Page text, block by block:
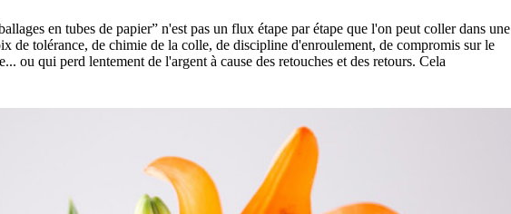
en tubes de papier” n'est pas un flux étape par étape que l'on peut coller dans une
de tolérance, de chimie de la colle, de discipline d'enroulement, de compromis sur le
ou qui perd lentement de l'argent à cause des retouches et des retours. Cela